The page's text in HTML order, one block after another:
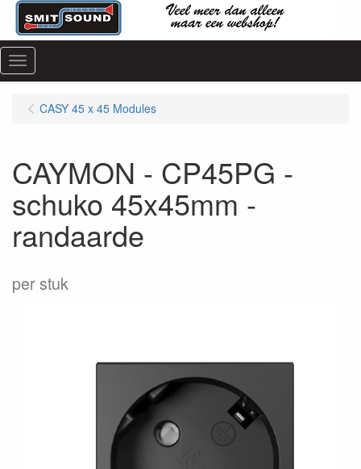
Menu
CASY 45 x 45 Modules
CAYMON - CP45PG -
schuko 45x45mm -
randaarde
per stuk